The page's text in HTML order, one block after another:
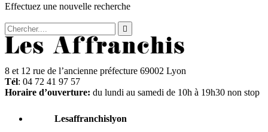
Effectuez une nouvelle recherche

8 et 12 rue de l’ancienne préfecture 69002 Lyon
Tél: 04 72 41 97 57
Horaire d’ouverture: du lundi au samedi de 10h à 19h30 non stop
Lesaffranchislyon